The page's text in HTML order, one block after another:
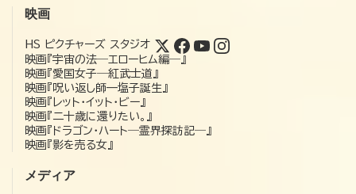
映画
HS ピクチャーズ スタジオ
映画『宇宙の法―エローヒム編―』
映画『愛国女子―紅武士道』
映画『呪い返し師—塩子誕生』
映画『レット・イット・ビー』
映画『二十歳に還りたい。』
映画『ドラゴン・ハート―霊界探訪記―』
映画『影を売る女』
メディア